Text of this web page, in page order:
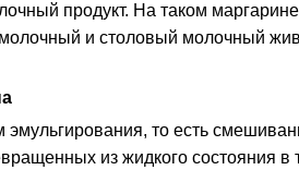
продукт. На таком
и столовый молочный
то есть
из жидкого состояния в